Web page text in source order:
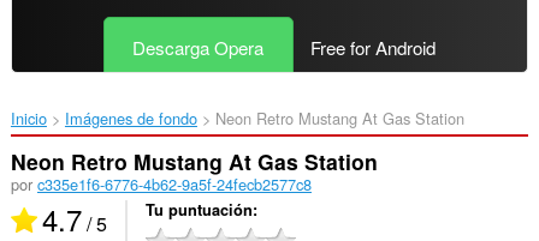
Descarga Opera Free for Android
Inicio Imágenes de fondo Neon Retro Mustang At Gas Station‎
Neon Retro Mustang At Gas Station
por c335e1f6-6776-4b62-9a5f-24fecb2577c8
4.7/ 5 Tu puntuación